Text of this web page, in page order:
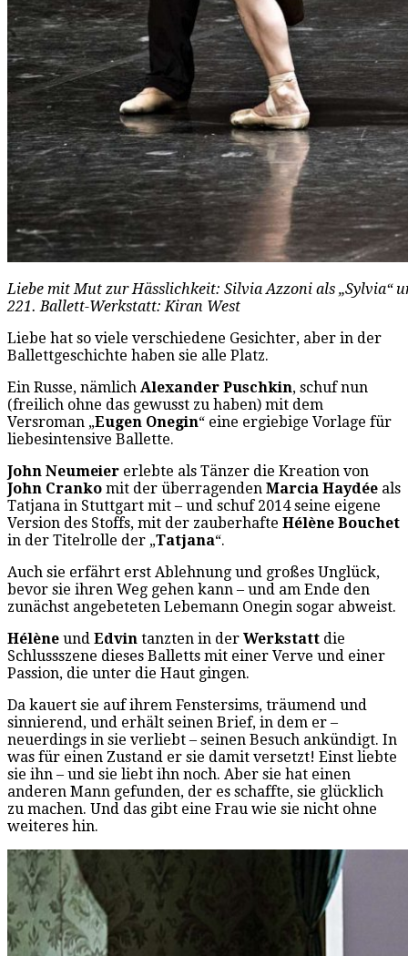
Liebe mit Mut zur Hässlichkeit: Silvia Azzoni als „Sylvia“
221. Ballett-Werkstatt: Kiran West
Liebe hat so viele verschiedene Gesichter, aber in der
Ballettgeschichte haben sie alle Platz.
Ein Russe, nämlich Alexander Puschkin, schuf nun
(freilich ohne das gewusst zu haben) mit dem
Versroman „Eugen Onegin“ eine ergiebige Vorlage für
liebesintensive Ballette.
John Neumeier erlebte als Tänzer die Kreation von
John Cranko mit der überragenden Marcia Haydée als
Tatjana in Stuttgart mit – und schuf 2014 seine eigene
Version des Stoffs, mit der zauberhafte Hélène Bouchet
in der Titelrolle der „Tatjana“.
Auch sie erfährt erst Ablehnung und großes Unglück,
bevor sie ihren Weg gehen kann – und am Ende den
zunächst angebeteten Lebemann Onegin sogar abweist.
Hélène und Edvin tanzten in der Werkstatt die
Schlussszene dieses Balletts mit einer Verve und einer
Passion, die unter die Haut gingen.
Da kauert sie auf ihrem Fenstersims, träumend und
sinnierend, und erhält seinen Brief, in dem er –
neuerdings in sie verliebt – seinen Besuch ankündigt. In
was für einen Zustand er sie damit versetzt! Einst liebte
sie ihn – und sie liebt ihn noch. Aber sie hat einen
anderen Mann gefunden, der es schaffte, sie glücklich
zu machen. Und das gibt eine Frau wie sie nicht ohne
weiteres hin.